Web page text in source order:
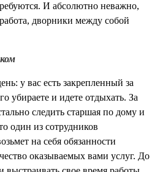
И абсолютно неважно,
дворники между собой
у вас есть закрепленный за
убираете и идете отдыхать. За
следить старшая по дому и
один из сотрудников
на себя обязанности
оказываемых вами услуг. До